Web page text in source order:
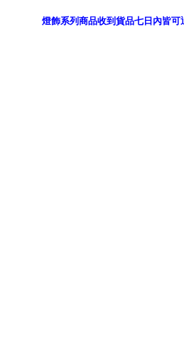
燈飾系列商品收到貨品七日內皆